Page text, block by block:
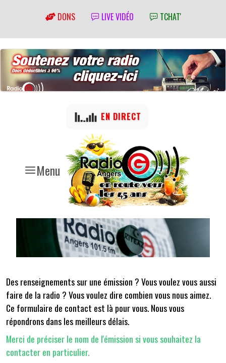
DONS LIVE VIDÉO TCHAT'
Menu
EN DIRECT
Des renseignements sur une émission ? Vous voulez vous aussi
faire de la radio ? Vous voulez dire combien vous nous aimez.
Ce formulaire de contact est là pour vous. Nous vous
répondrons dans les meilleurs délais.
Merci de préciser le nom de l'émission si vous souhaitez la
contacter en particulier.